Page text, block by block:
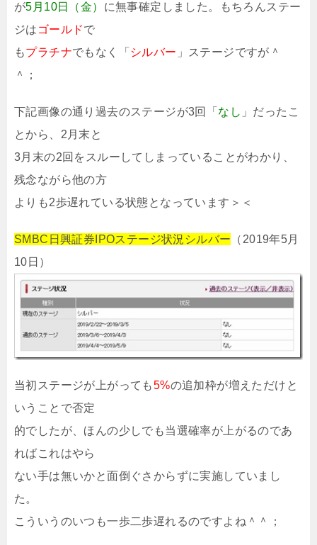
が5月10日（金） に無事確定しました。もちろんステー
ジは ゴールドで
もプラチナでもなく「 シルバー 」ステージですが＾
＾；
下記画像の通り過去のステージが3回「 なし 」だったこ
とから、2月末と
3月末の2回をスルーしてしまっていることがわかり、
残念ながら他の方
よりも2歩遅れている状態となっています＞＜
SMBC日興証券IPOステージ状況シルバー （2019年5月
10日）
当初ステージが上がっても5%の追加枠が増えただけと
いうことで否定
的でしたが、ほんの少しでも当選確率が上がるのであ
ればこれはやら
ない手は無いかと面倒ぐさからずに実施していまし
た。
こういうのいつも一歩二歩遅れるのですよね＾＾；